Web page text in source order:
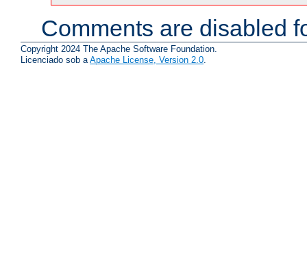
Comments are disabled
Copyright 2024 The Apache Software Foundation.
Licenciado sob aApache License, Version 2.0.